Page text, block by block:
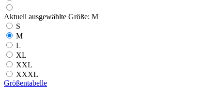
Aktuell ausgewählte Größe: M
S
M
L
XL
XXL
XXXL
Größentabelle